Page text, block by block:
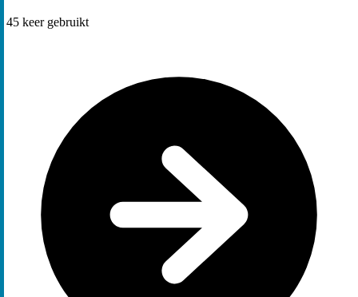
45 keer gebruikt